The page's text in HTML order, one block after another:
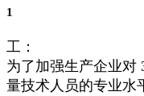
1
工：
为了加强生产企业对
量技术人员的专业水